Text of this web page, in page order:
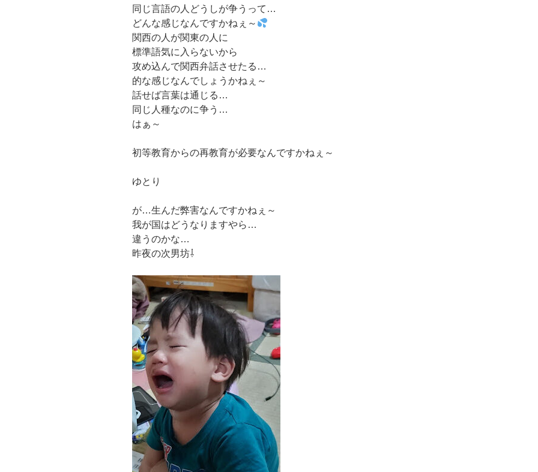
同じ言語の人どうしが争うって…
どんな感じなんですかねぇ～
関西の人が関東の人に
標準語気に入らないから
攻め込んで関西弁話させたる…
的な感じなんでしょうかねぇ～
話せば言葉は通じる…
同じ人種なのに争う…
はぁ～
初等教育からの再教育が必要なんですかねぇ～
ゆとり
が…生んだ弊害なんですかねぇ～
我が国はどうなりますやら…
違うのかな…
昨夜の次男坊⇩